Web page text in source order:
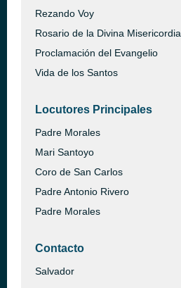
Rezando Voy
Rosario de la Divina Misericordia
Proclamación del Evangelio
Vida de los Santos
Locutores Principales
Padre Morales
Mari Santoyo
Coro de San Carlos
Padre Antonio Rivero
Padre Morales
Contacto
Salvador